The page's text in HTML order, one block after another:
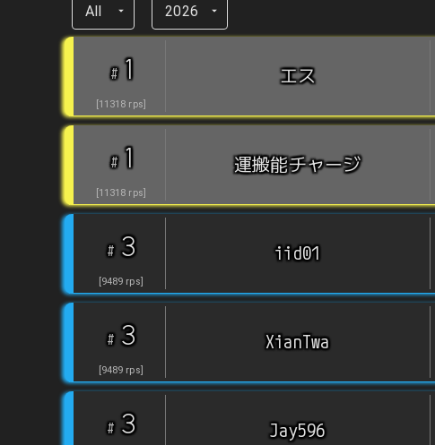
All 2026
# 1
11318 rps
エス
# 1
11318 rps
運搬能チャージ
# 3
9489 rps
iid01
# 3
9489 rps
XianTwa
# 3 Jay596